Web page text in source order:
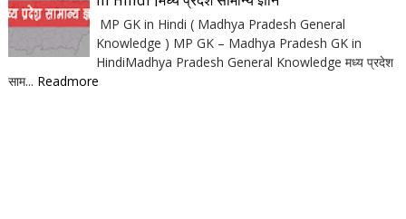
MP GK in Hindi ( Madhya Pradesh General
Knowledge ) MP GK – Madhya Pradesh GK in
HindiMadhya Pradesh General Knowledge मध्य प्रदेश
साम... Readmore